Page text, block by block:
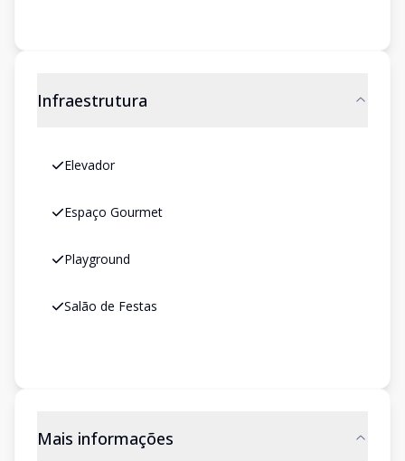
Infraestrutura
Elevador
Espaço Gourmet
Playground
Salão de Festas
Mais informações